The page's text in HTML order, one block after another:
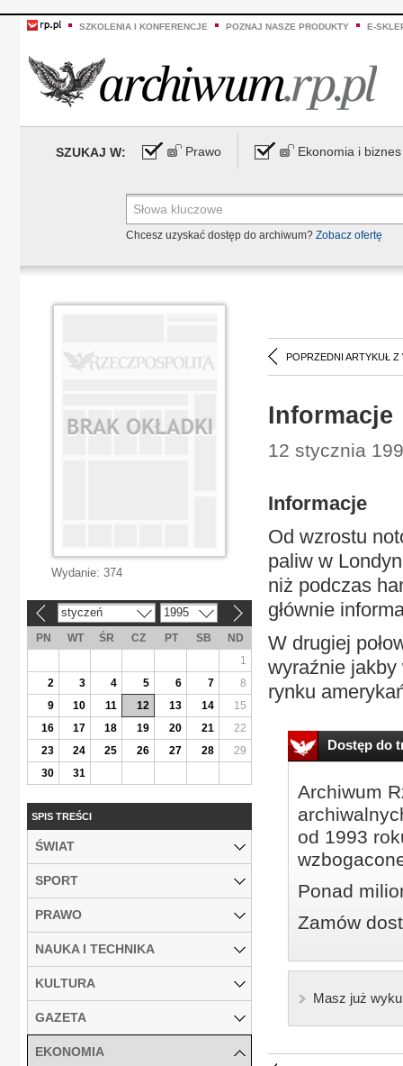
SZKOLENIA I KONFERENCJE POZNAJ NASZE PRODUKTY E-
SZUKAJ W: Prawo Ekonomia i biznes
Chcesz uzyskać dostęp do archiwum? Zobacz ofertę
POPRZEDNI ARTYKUŁ Z
Informacje
12 stycznia
Informacje
Od wzrostu
paliw w
niż podczas
głównie
W drugiej
wyraźnie
rynku
Dostęp do
Archiwum
od 1993
Ponad
Zamów
Masz już
Wydanie: 374
styczeń 1995
PN WT ŚR CZ PT SB
ND
1
2
3 4 5 6 7
8
9
10 11 12 13 14
15
16
17 18 19 20 21
22
23
24 25 26 27 28
29
30
31
SPIS TREŚCI
ŚWIAT
SPORT
PRAWO
NAUKA I TECHNIKA
KULTURA
GAZETA
EKONOMIA